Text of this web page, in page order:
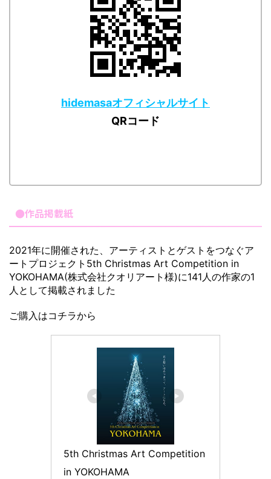
hidemasaオフィシャルサイト
QRコード
●作品掲載紙
2021年に開催された、アーティストとゲストをつなぐア
ートプロジェクト5th Christmas Art Competition in
YOKOHAMA(株式会社クオリアート様)に141人の作家の1
人として掲載されました
ご購入はコチラから
5th Christmas Art Competition
in YOKOHAMA